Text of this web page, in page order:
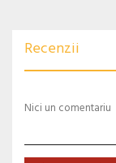
Recenzii
Nici un comentariu